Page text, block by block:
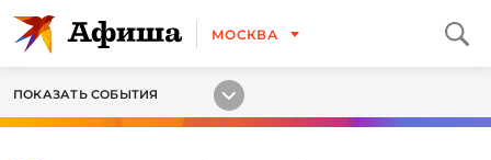
МОСКВА
ПОКАЗАТЬ СОБЫТИЯ